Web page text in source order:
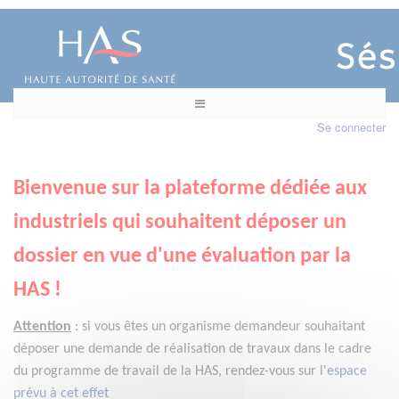
Se connecter
Bienvenue sur la plateforme dédiée aux
industriels qui souhaitent déposer un
dossier en vue d'une évaluation par la
HAS !
Attention : si vous êtes un organisme demandeur souhaitant
déposer une demande de réalisation de travaux dans le cadre
du programme de travail de la HAS, rendez-vous sur l'espace
prévu à cet effet